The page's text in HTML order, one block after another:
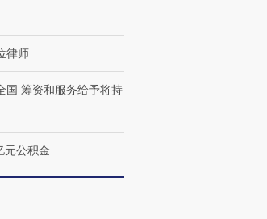
律师
国 筹资和服务给予将持
元公积金